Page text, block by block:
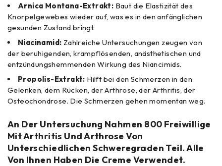
Arnica Montana-Extrakt: Baut die Elastizität des
Knorpelgewebes wieder auf, was es in den anfänglichen
gesunden Zustand bringt.
Niacinamid: Zahlreiche Untersuchungen zeugen von
der beruhigenden, krampflösenden, anästhetischen und
entzündungshemmenden Wirkung des Niancimids.
Propolis-Extrakt: Hilft bei den Schmerzen in den
Gelenken, dem Rücken, der Arthrose, der Arthritis, der
Osteochondrose. Die Schmerzen gehen momentan weg.
An Der Untersuchung Nahmen 800 Freiwillige
Mit Arthritis Und Arthrose Von
Unterschiedlichen Schweregraden Teil. Alle
Von Ihnen Haben Die Creme Verwendet.